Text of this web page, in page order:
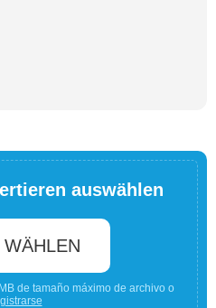
auswählen
WÄHLEN
de tamaño máximo de archivo o